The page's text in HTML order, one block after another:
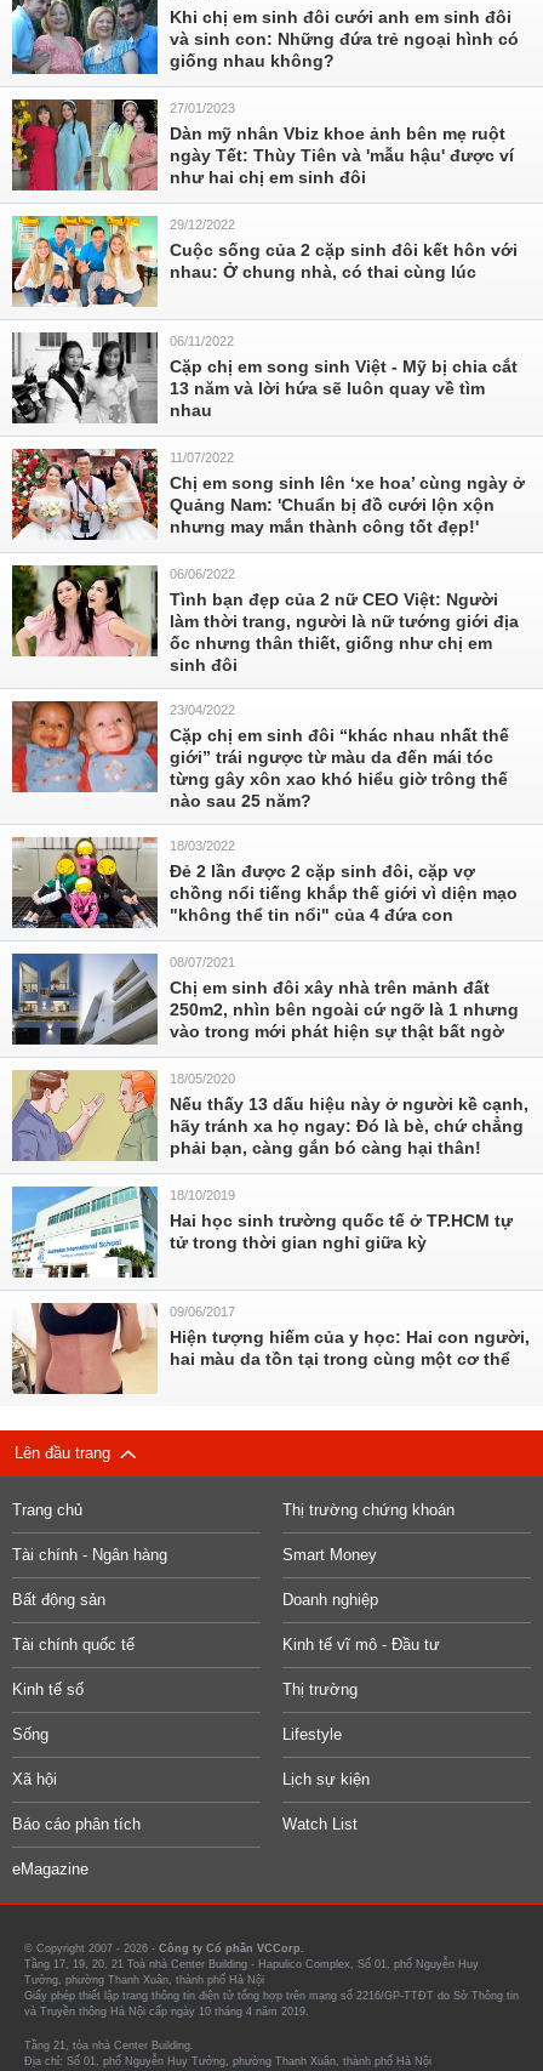
Khi chị em sinh đôi cưới anh em sinh đôi
và sinh con: Những đứa trẻ ngoại hình có
giống nhau không?
27/01/2023
Dàn mỹ nhân Vbiz khoe ảnh bên mẹ ruột
ngày Tết: Thùy Tiên và 'mẫu hậu' được ví
như hai chị em sinh đôi
29/12/2022
Cuộc sống của 2 cặp sinh đôi kết hôn với
nhau: Ở chung nhà, có thai cùng lúc
06/11/2022
Cặp chị em song sinh Việt - Mỹ bị chia cắt
13 năm và lời hứa sẽ luôn quay về tìm
nhau
11/07/2022
Chị em song sinh lên ‘xe hoa’ cùng ngày ở
Quảng Nam: 'Chuẩn bị đồ cưới lộn xộn
nhưng may mắn thành công tốt đẹp!'
06/06/2022
Tình bạn đẹp của 2 nữ CEO Việt: Người
làm thời trang, người là nữ tướng giới địa
ốc nhưng thân thiết, giống như chị em
sinh đôi
23/04/2022
Cặp chị em sinh đôi “khác nhau nhất thế
giới” trái ngược từ màu da đến mái tóc
từng gây xôn xao khó hiểu giờ trông thế
nào sau 25 năm?
18/03/2022
Đẻ 2 lần được 2 cặp sinh đôi, cặp vợ
chồng nổi tiếng khắp thế giới vì diện mạo
"không thể tin nổi" của 4 đứa con
08/07/2021
Chị em sinh đôi xây nhà trên mảnh đất
250m2, nhìn bên ngoài cứ ngỡ là 1 nhưng
vào trong mới phát hiện sự thật bất ngờ
18/05/2020
Nếu thấy 13 dấu hiệu này ở người kề cạnh,
hãy tránh xa họ ngay: Đó là bè, chứ chẳng
phải bạn, càng gắn bó càng hại thân!
18/10/2019
Hai học sinh trường quốc tế ở TP.HCM tự
tử trong thời gian nghỉ giữa kỳ
09/06/2017
Hiện tượng hiếm của y học: Hai con người,
hai màu da tồn tại trong cùng một cơ thể
Lên đầu trang
Trang chủ Thị trường chứng khoán
Tài chính - Ngân hàng Smart Money
Bất động sản Doanh nghiệp
Tài chính quốc tế Kinh tế vĩ mô - Đầu tư
Kinh tế số Thị trường
Sống Lifestyle
Xã hội Lịch sự kiện
Báo cáo phân tích Watch List
eMagazine
© Copyright 2007 - 2026 - Công ty Cổ phần VCCorp.
Tầng 17, 19, 20, 21 Toà nhà Center Building - Hapulico Complex, Số 01, phố Nguyễn Huy
Tưởng, phường Thanh Xuân, thành phố Hà Nội
Giấy phép thiết lập trang thông tin điện tử tổng hợp trên mạng số 2216/GP-TTĐT do Sở Thông tin
và Truyền thông Hà Nội cấp ngày 10 tháng 4 năm 2019.
Tầng 21, tòa nhà Center Building.
Địa chỉ: Số 01, phố Nguyễn Huy Tưởng, phường Thanh Xuân, thành phố Hà Nội